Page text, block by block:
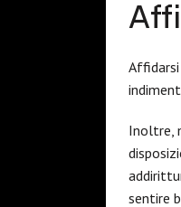
Inoltre,
sentire